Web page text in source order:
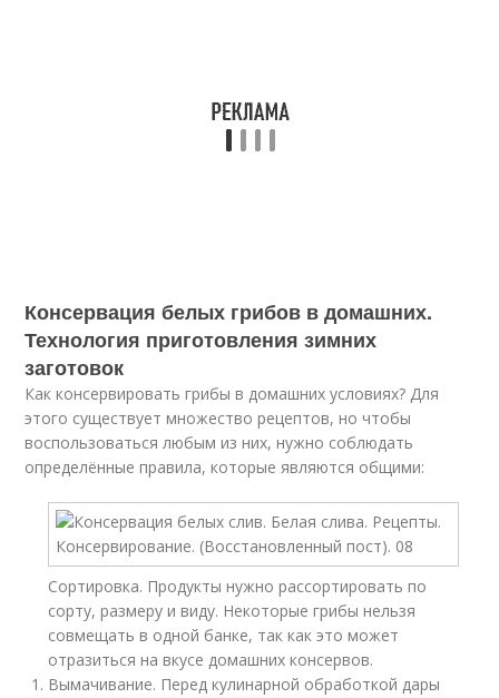
Консервация белых грибов в домашних.
Технология приготовления зимних
заготовок
Как консервировать грибы в домашних условиях? Для
этого существует множество рецептов, но чтобы
воспользоваться любым из них, нужно соблюдать
определённые правила, которые являются общими:
Сортировка. Продукты нужно рассортировать по
сорту, размеру и виду. Некоторые грибы нельзя
совмещать в одной банке, так как это может
отразиться на вкусе домашних консервов.
Вымачивание. Перед кулинарной обработкой дары